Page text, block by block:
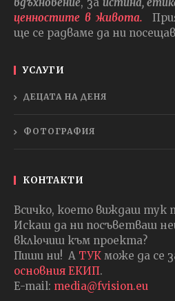
ценностите в живота.
ще се радваме да ни
УСЛУГИ
ДЕЦАТА НА ДЕНЯ
ФОТОГРАФИЯ
КОНТАКТИ
Всичко, което виждаш тук
Искаш да ни посъветваш
включиш към проекта?
Пиши ни! А ТУК може да се
основния ЕКИП.
E-mail: media@fvision.eu